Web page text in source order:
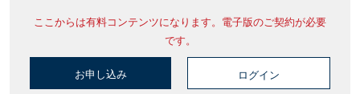
ここからは有料コンテンツになります。電子版のご契約が必要
です。
お申し込み ログイン